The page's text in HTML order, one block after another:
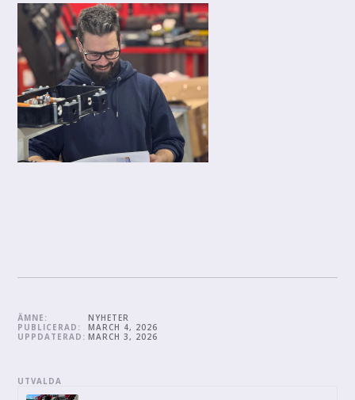
ÄMNE:
NYHETER
PUBLICERAD:
MARCH 4, 2026
UPPDATERAD: MARCH 3, 2026
UTVALDA